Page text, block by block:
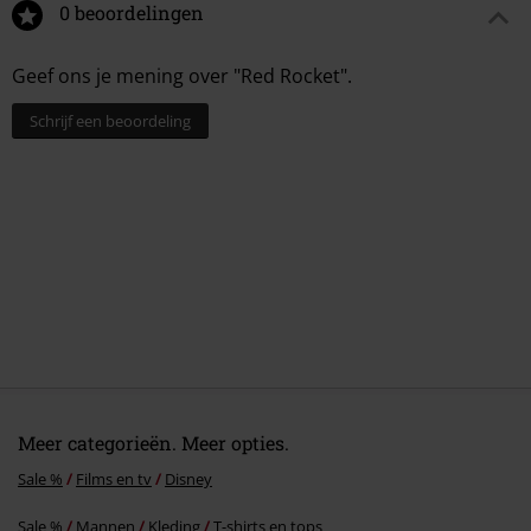
0 beoordelingen
Geef ons je mening over "Red Rocket".
Schrijf een beoordeling
Meer categorieën. Meer opties.
Sale % Films en tv Disney